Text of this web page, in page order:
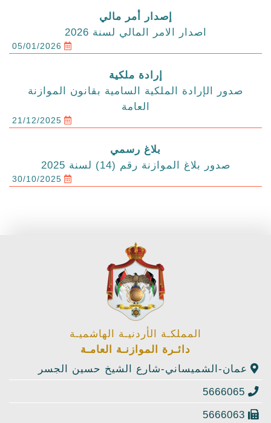
إصدار أمر مالي
اصدار الامر المالي لسنة 2026
05/01/2026
إرادة ملكية
صدور الإرادة الملكية السامية بقانون الموازنة
العامة
21/12/2025
بلاغ رسمي
صدور بلاغ الموازنة رقم (14) لسنة 2025
30/10/2025
المملكـة الأردنيـة الهاشميـة
دائـرة الموازنـة العامـة
عمان-الشميساني-شارع الشيخ حسين الجسر
5666065
5666063